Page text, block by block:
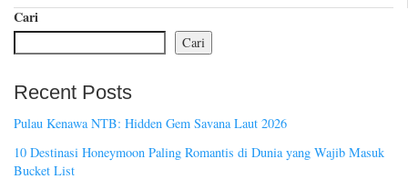
Cari
Cari
Recent Posts
Pulau Kenawa NTB: Hidden Gem Savana Laut 2026
10 Destinasi Honeymoon Paling Romantis di Dunia yang Wajib Masuk
Bucket List